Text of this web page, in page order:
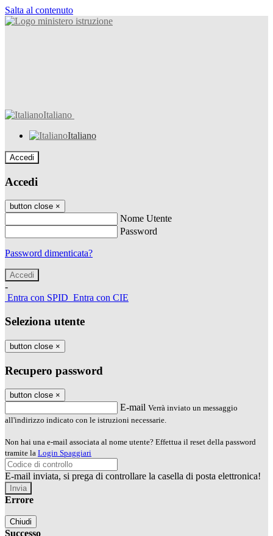
Salta al contenuto
Italiano
Italiano
Accedi
Accedi
button close ×
Nome Utente
Password
Password dimenticata?
-
Entra con SPID Entra con CIE
Seleziona utente
button close ×
Recupero password
button close ×
E-mail Verrà inviato un messaggio
all'indirizzo indicato con le istruzioni necessarie.
Non hai una e-mail associata al nome utente? Effettua il reset della password
tramite la Login Spaggiari
E-mail inviata, si prega di controllare la casella di posta elettronica!
Errore
Chiudi
Successo